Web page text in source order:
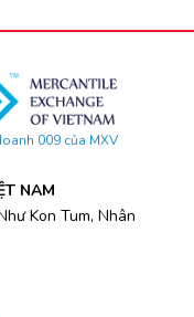
009 của MXV
NAM
Kon Tum, Nhân